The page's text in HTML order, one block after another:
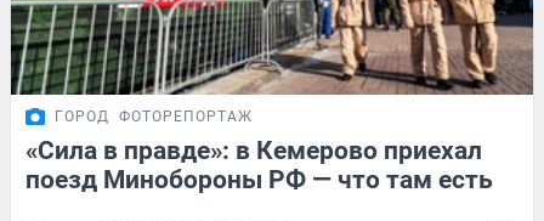
ГОРОД ФОТОРЕПОРТАЖ
«Сила в правде»: в Кемерово приехал
поезд Минобороны РФ — что там есть